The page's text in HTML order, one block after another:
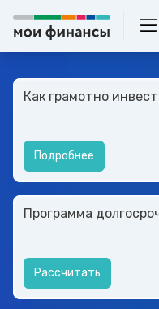
Как грамотно
Подробнее
Программа
Рассчитать